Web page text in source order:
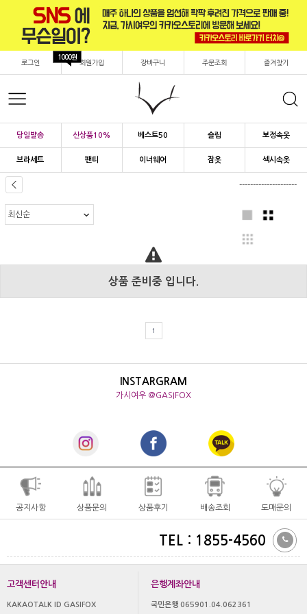
로그인 회원가입
1000원
장바구니 주문조회 즐겨찾기
당일발송 신상품10% 베스트50 슬립 보정속옷
브라세트 팬티 이너웨어 잠옷 섹시속옷
---------------------
상품 준비중 입니다.
1
INSTARGRAM
가시여우 @GASIFOX
공지사항 상품문의 상품후기 배송조회 도매문의
TEL : 1855-4560
고객센터안내
KAKAOTALK ID GASIFOX
은행계좌안내
국민은행 065901.04.062361